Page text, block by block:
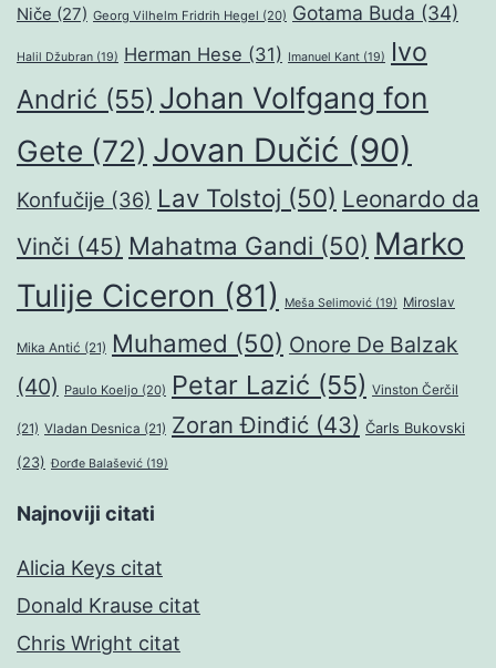
Niče (27) Georg Vilhelm Fridrih Hegel (20) Gotama Buda (34)
Halil Džubran (19) Herman Hese (31) Imanuel Kant (19)
Ivo
Andrić (55) Johan Volfgang fon
Gete (72) Jovan Dučić (90)
Konfučije (36) Lav Tolstoj (50) Leonardo da
Vinči (45) Mahatma Gandi (50) Marko
Tulije Ciceron (81) Meša Selimović (19) Miroslav
Mika Antić (21) Muhamed (50) Onore De Balzak
(40) Paulo Koeljo (20) Petar Lazić (55) Vinston Čerčil
(21) Vladan Desnica (21) Zoran Đinđić (43) Čarls Bukovski
(23) Đorđe Balašević (19)
Najnoviji citati
Alicia Keys citat
Donald Krause citat
Chris Wright citat